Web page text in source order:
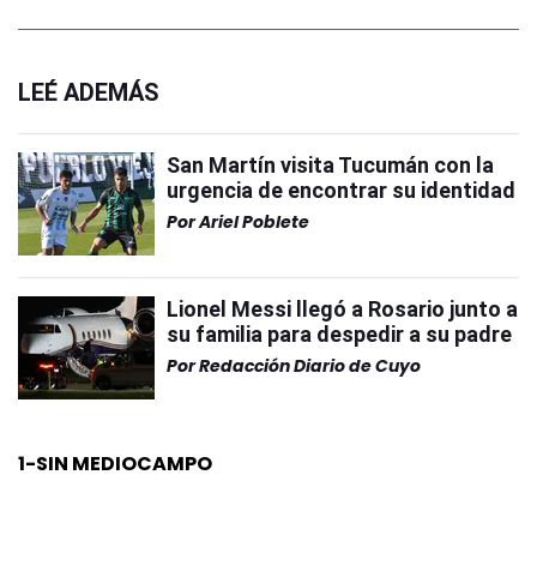
LEÉ ADEMÁS
San Martín visita Tucumán con la
urgencia de encontrar su identidad
PorAriel Poblete
Lionel Messi llegó a Rosario junto a
su familia para despedir a su padre
PorRedacción Diario de Cuyo
1-SIN MEDIOCAMPO